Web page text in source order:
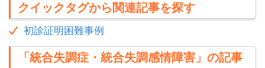
クイックタグから関連記事を探す
初診証明困難事例
「統合失調症・統合失調感情障害」の記事